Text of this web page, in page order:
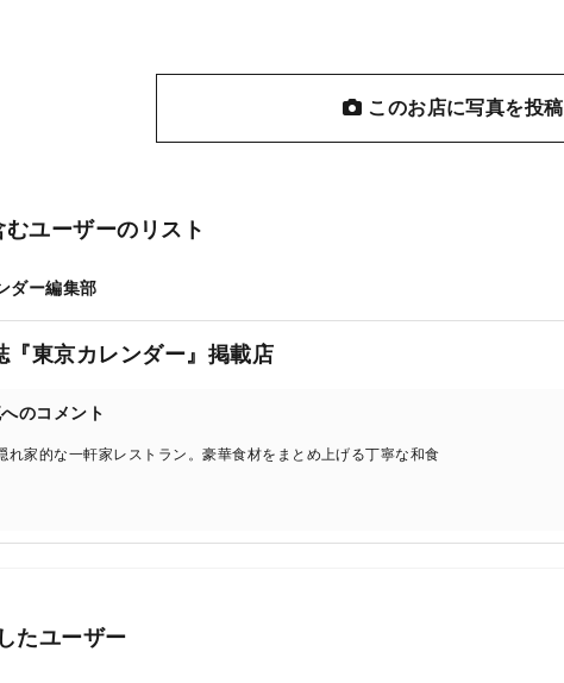
このお店に写真を投稿
むユーザーのリスト
ダー編集部
『東京カレンダー』掲載店
のコメント
れ家的な一軒家レストラン。豪華食材をまとめ上げる丁寧な和食
たユーザー